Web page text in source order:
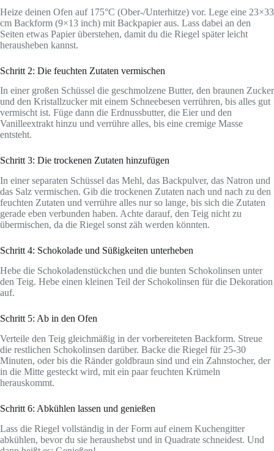
Heize deinen Ofen auf 175°C (Ober-/Unterhitze) vor. Lege eine 23×33
cm Backform (9×13 inch) mit Backpapier aus. Lass dabei an den
Seiten etwas Papier überstehen, damit du die Riegel später leicht
herausheben kannst.
Schritt 2: Die feuchten Zutaten vermischen
In einer großen Schüssel die geschmolzene Butter, den braunen Zucker
und den Kristallzucker mit einem Schneebesen verrühren, bis alles gut
vermischt ist. Füge dann die Erdnussbutter, die Eier und den
Vanilleextrakt hinzu und verrühre alles, bis eine cremige Masse
entsteht.
Schritt 3: Die trockenen Zutaten hinzufügen
In einer separaten Schüssel das Mehl, das Backpulver, das Natron und
das Salz vermischen. Gib die trockenen Zutaten nach und nach zu den
feuchten Zutaten und verrühre alles nur so lange, bis sich die Zutaten
gerade eben verbunden haben. Achte darauf, den Teig nicht zu
übermischen, da die Riegel sonst zäh werden könnten.
Schritt 4: Schokolade und Süßigkeiten unterheben
Hebe die Schokoladenstückchen und die bunten Schokolinsen unter
den Teig. Hebe einen kleinen Teil der Schokolinsen für die Dekoration
auf.
Schritt 5: Ab in den Ofen
Verteile den Teig gleichmäßig in der vorbereiteten Backform. Streue
die restlichen Schokolinsen darüber. Backe die Riegel für 25-30
Minuten, oder bis die Ränder goldbraun sind und ein Zahnstocher, der
in die Mitte gesteckt wird, mit ein paar feuchten Krümeln
herauskommt.
Schritt 6: Abkühlen lassen und genießen
Lass die Riegel vollständig in der Form auf einem Kuchengitter
abkühlen, bevor du sie heraushebst und in Quadrate schneidest. Und